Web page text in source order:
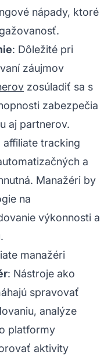
nápady, ktoré
: Dôležité pri
záujmov
zosúladiť sa s
zabezpečia
aj partnerov.
affiliate tracking
a
Manažéri by
na
výkonnosti a
manažéri
: Nástroje ako
spravovať
analýze
platformy
aktivity